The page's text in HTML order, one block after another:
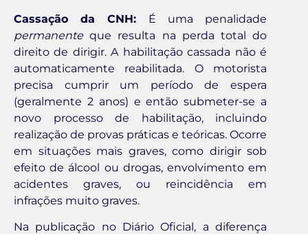
Cassação da CNH: É uma penalidade
permanenteque resulta na perda total do
direito de dirigir. A habilitação cassada não é
automaticamente reabilitada. O motorista
precisa cumprir um período de espera
(geralmente 2 anos) e então submeter-se a
novo processo de habilitação, incluindo
realização de provas práticas e teóricas. Ocorre
em situações mais graves, como dirigir sob
efeito de álcool ou drogas, envolvimento em
acidentes graves, ou reincidência em
infrações muito graves.
Na publicação no Diário Oficial, a diferença